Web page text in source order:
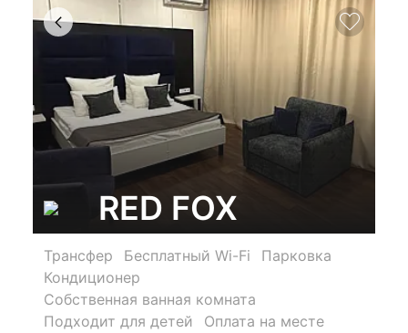
RED FOX
Трансфер Бесплатный Wi-Fi
Парковка
Кондиционер
Собственная ванная комната
Подходит для детей
Оплата на месте